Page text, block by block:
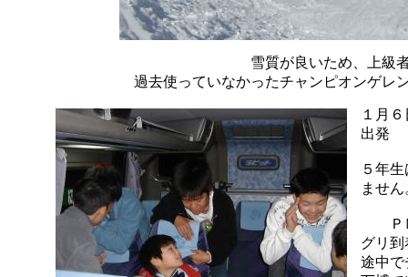
雪質が良いため、上級
過去使っていなかったチャンピオンゲレ
１月
出発
５年
ません
ＰＭ
グリ到
途中で